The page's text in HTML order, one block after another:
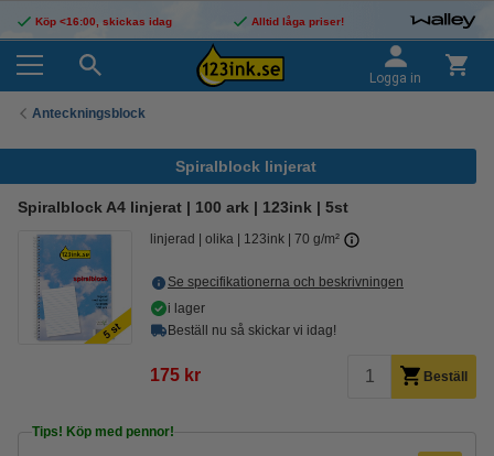
Köp <16:00, skickas idag Alltid låga priser!
Logga in
Anteckningsblock
Spiralblock linjerat
Spiralblock A4 linjerat | 100 ark | 123ink | 5st
linjerad olika 123ink 70 g/m²
Se specifikationerna och beskrivningen
i lager
Beställ nu så skickar vi idag!
175 kr Beställ
Tips! Köp med pennor!